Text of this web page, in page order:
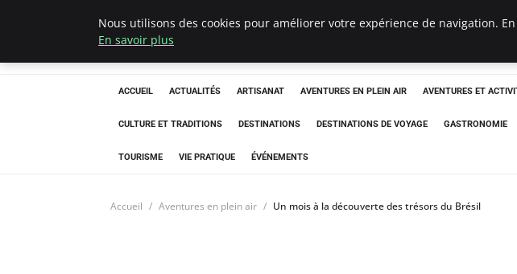
Correze Co
ACCUEIL ACTUALITÉS ARTISANAT AVENTURES EN PLEIN AIR AVENTURES ET
CULTURE ET TRADITIONS DESTINATIONS DESTINATIONS DE VOYAGE GASTRONOMIE
TOURISME VIE PRATIQUE ÉVÉNEMENTS
Accueil Aventures en plein air Un mois à la découverte des trésors du Brésil
Nous utilisons des cookies pour améliorer votre expérience de navigation.
En savoir plus